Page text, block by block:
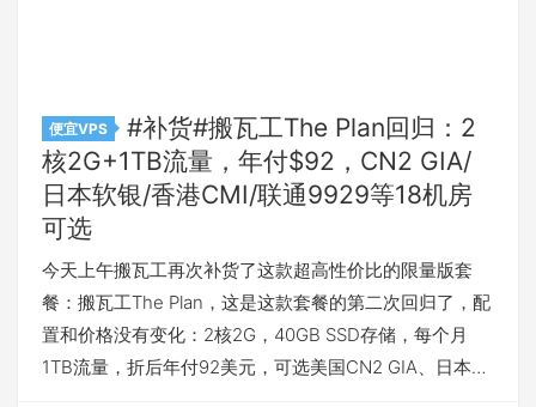
便宜VPS
#补货#搬瓦工The Plan回归：2
核2G+1TB流量，年付$92，CN2 GIA/
日本软银/香港CMI/联通9929等18机房
可选
今天上午搬瓦工再次补货了这款超高性价比的限量版套
餐：搬瓦工The Plan，这是这款套餐的第二次回归了，配
置和价格没有变化：2核2G，40GB SSD存储，每个月
1TB流量，折后年付92美元，可选美国CN2 GIA、日本…